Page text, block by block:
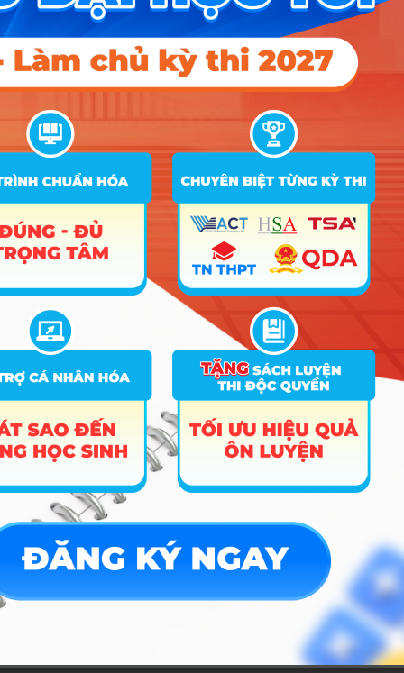
Hướng nghiệp
HOCMAI
Công cụ
Tra cứu đề án tuyển sinh
Tư vấn hướng nghiệp
Tin tức
Tin tuyển sinh vào 10
Về chúng tôi
Liên hệ
Chính sách bảo mật